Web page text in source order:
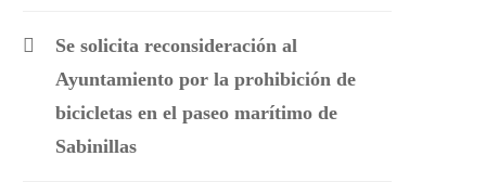
Se solicita reconsideración al
Ayuntamiento por la prohibición de
bicicletas en el paseo marítimo de
Sabinillas